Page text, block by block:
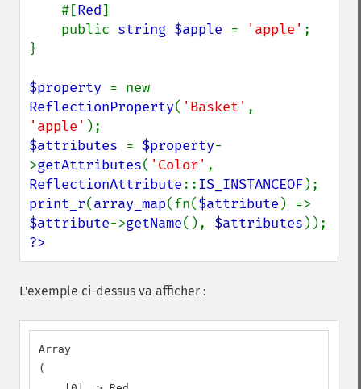
    #[
Red]
    public
string $apple = 'apple' ;
}
$property
ReflectionProperty( 'Basket'
'apple'
$attributes = $property-
>getAttributes( 'Color'
ReflectionAttribute::IS_INSTANCEOF
print_r(array_map(fn($attribute
$attribute->getName(), $attributes
?>
L'exemple ci-dessus va afficher :
Array
(